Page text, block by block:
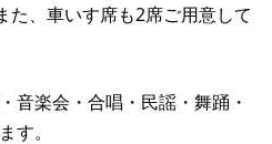
た、車いす席も2席ご用意して
音楽会・合唱・民謡・舞踊・
す。